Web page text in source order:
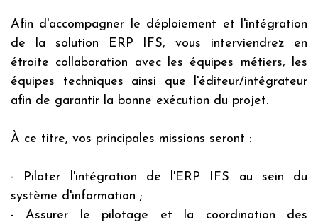
Afin d'accompagner le déploiement et l'intégration
de la solution ERP IFS, vous interviendrez en
étroite collaboration avec les équipes métiers, les
équipes techniques ainsi que l'éditeur/intégrateur
afin de garantir la bonne exécution du projet.
À ce titre, vos principales missions seront :
- Piloter l'intégration de l'ERP IFS au sein du
système d'information ;
- Assurer le pilotage et la coordination des